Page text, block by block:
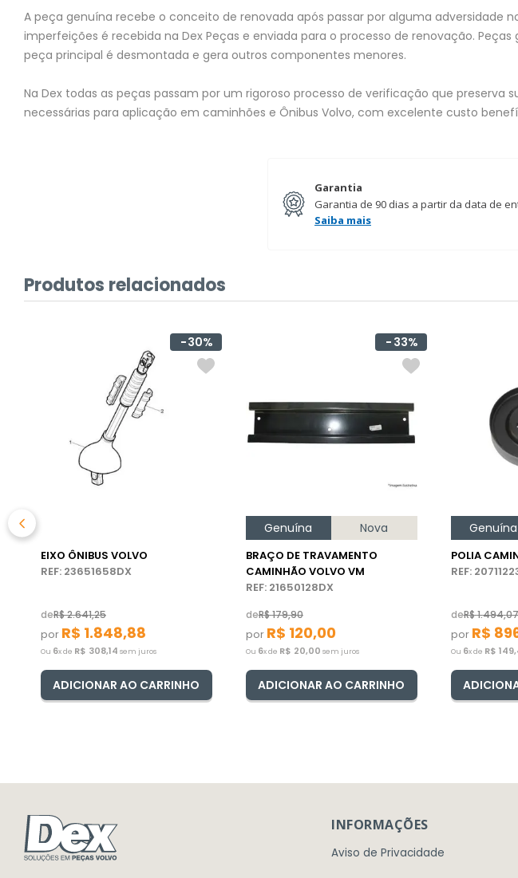
A peça genuína recebe o conceito de renovada após passar por alguma adversidade
imperfeições é recebida na Dex Peças e enviada para o processo de renovação.
peça principal é desmontada e gera outros componentes menores.
Na Dex todas as peças passam por um rigoroso processo de verificação que
necessárias para aplicação em caminhões e Ônibus Volvo, com excelente custo
Garantia
Garantia de 90 dias a partir da data de
Saiba mais
Produtos relacionados
30%
EIXO ÔNIBUS VOLVO
REF: 23651658DX
deR$2.641,25
por R$ 1.848,88
Ou 6x de R$ 308,14 sem juros
ADICIONAR AO CARRINHO
33%
Genuína Nova
BRAÇO DE TRAVAMENTO
CAMINHÃO VOLVO VM
REF: 21650128DX
deR$179,90
por R$ 120,00
Ou 6x de R$ 20,00 sem juros
ADICIONAR AO CARRINHO
Genuína
POLIA
REF:
deR$1.494,07
por R$
Ou 6x de R$ 149,
INFORMAÇÕES
Aviso de Privacidade